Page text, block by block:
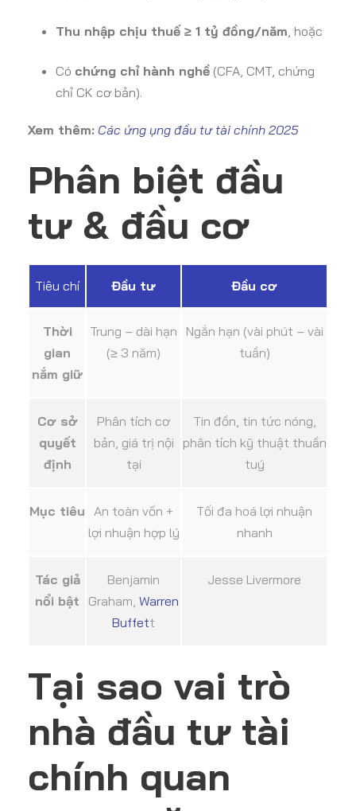
Thu nhập chịu thuế ≥ 1 tỷ đồng/năm , hoặc
Có chứng chỉ hành nghề (CFA, CMT, chứng
chỉ CK cơ bản).
Xem thêm: Các ứng ụng đầu tư tài chính 2025
Phân biệt đầu
tư & đầu cơ
Tiêu chí Đầu tư Đầu cơ
Thời
gian
nắm giữ
Trung – dài hạn
(≥ 3 năm)
Ngắn hạn (vài phút – vài
tuần)
Cơ sở
quyết
định
Phân tích cơ
bản, giá trị nội
tại
Tin đồn, tin tức nóng,
phân tích kỹ thuật thuần
tuý
Mục tiêu
An toàn vốn +
lợi nhuận hợp lý
Tối đa hoá lợi nhuận
nhanh
Tác giả
nổi bật
Benjamin
Graham, Warren
Buffett
Jesse Livermore
Tại sao vai trò
nhà đầu tư tài
chính quan